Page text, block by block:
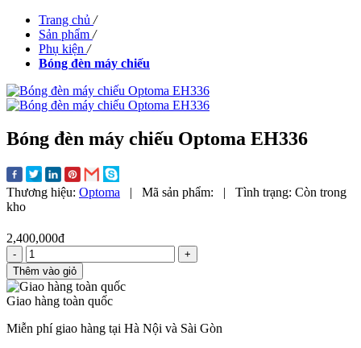
Trang chủ /
Sản phẩm /
Phụ kiện /
Bóng đèn máy chiếu
Bóng đèn máy chiếu Optoma EH336
Thương hiệu: Optoma | Mã sản phẩm: | Tình trạng: Còn trong
kho
2,400,000đ
-
+
Thêm vào giỏ
Giao hàng toàn quốc
Miễn phí giao hàng tại Hà Nội và Sài Gòn